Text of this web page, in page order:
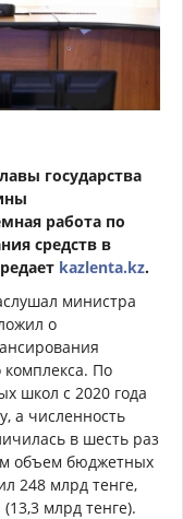
государства
работа по
средств в
kazlenta.kz.
министра
о
По
школ с 2020 года
а численность
в шесть раз
объем бюджетных
248 млрд тенге,
млрд тенге).